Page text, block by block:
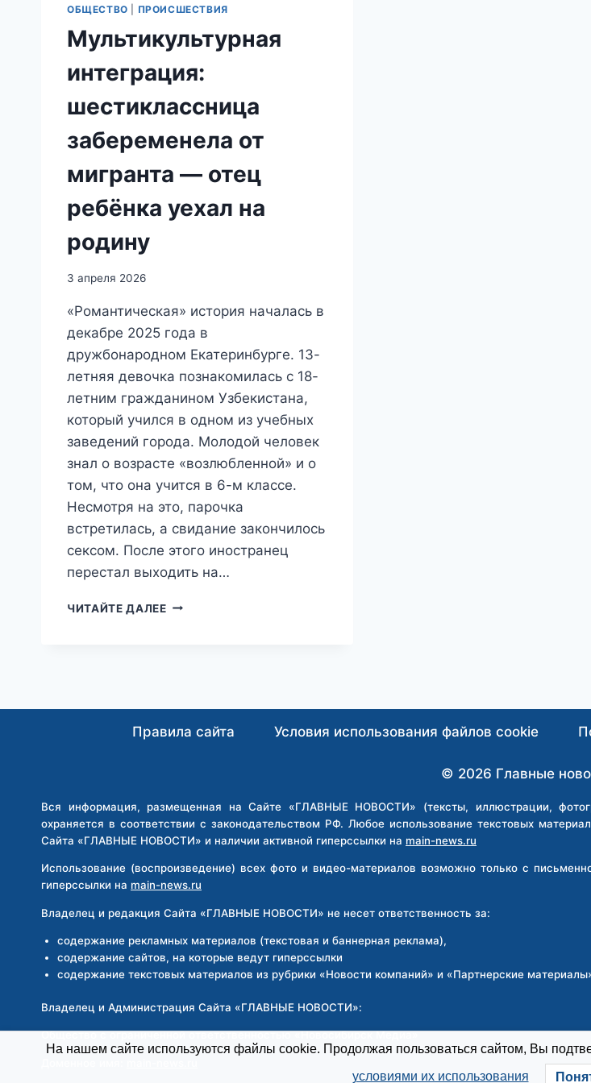
ОБЩЕСТВО ПРОИСШЕСТВИЯ
Мультикультурная
интеграция:
шестиклассница
забеременела от
мигранта — отец
ребёнка уехал на
родину
3 апреля 2026
«Романтическая» история началась в
декабре 2025 года в
дружбонародном Екатеринбурге. 13-
летняя девочка познакомилась с 18-
летним гражданином Узбекистана,
который учился в одном из учебных
заведений города. Молодой человек
знал о возрасте «возлюбленной» и о
том, что она учится в 6-м классе.
Несмотря на это, парочка
встретилась, а свидание закончилось
сексом. После этого иностранец
перестал выходить на…
ЧИТАЙТЕ ДАЛЕЕМУЛЬТИКУЛЬТУРНАЯ
РЕБЁНКА
Правила сайта Условия использования файлов cookie
© 2026 Главные
Вся информация, размещенная на Сайте «ГЛАВНЫЕ НОВОСТИ» (тексты, иллюстрации,
охраняется в соответствии с законодательством РФ. Любое использование текстовых
Сайта «ГЛАВНЫЕ НОВОСТИ» и наличии активной гиперссылки на main-news.ru
Использование (воспроизведение) всех фото и видео-материалов возможно только с
гиперссылки на main-news.ru
Владелец и редакция Сайта «ГЛАВНЫЕ НОВОСТИ» не несет ответственность за:
содержание рекламных материалов (текстовая и баннерная реклама),
содержание сайтов, на которые ведут гиперссылки
содержание текстовых материалов из рубрики «Новости компаний» и «Партнерские
Владелец и Администрация Сайта «ГЛАВНЫЕ НОВОСТИ»:
Общество с ограниченной ответственностью «Новосибирск Медиа»
На нашем сайте используются файлы cookie. Продолжая пользоваться сайтом, Вы
условиями их использования